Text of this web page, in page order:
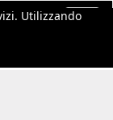
Utilizzando